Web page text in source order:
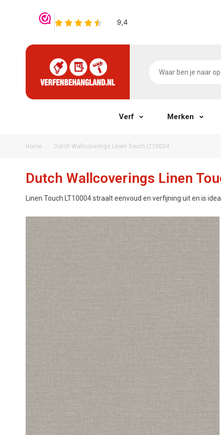
Verf Merken
Home Dutch Wallcoverings Linen Touch LT10004
Dutch Wallcoverings Linen
Linen Touch LT10004 straalt eenvoud en verfijning uit en is